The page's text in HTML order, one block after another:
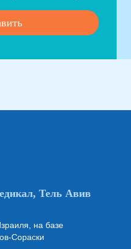
Тель Авив
на базе
Сораски